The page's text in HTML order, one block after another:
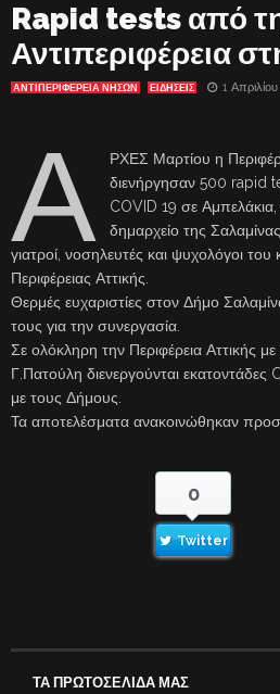
Rapid tests από
Αντιπεριφέρεια
ΑΝΤΙΠΕΡΙΦΈΡΕΙΑ ΝΉΣΩΝ ΕΙΔΗΣΕΙΣ 1
Α
ΡΧΕΣ Μαρτίου η
διενήργησαν 500 rapid
COVID 19 σε Αμπελάκια,
δημαρχείο της
γιατροί, νοσηλευτές και ψυχολόγοι του
Περιφέρειας Αττικής.
Θερμές ευχαριστίες στον Δήμο
τους για την συνεργασία.
Σε ολόκληρη την Περιφέρεια Αττικής
Γ.Πατούλη διενεργούνται εκατοντάδες
με τους Δήμους.
Τα αποτελέσματα ανακοινώθηκαν
0
Twitter
ΤΑ ΠΡΩΤΟΣΕΛΙΔΑ ΜΑΣ